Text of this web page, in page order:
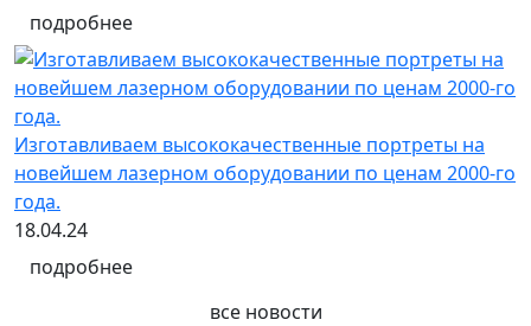
подробнее
Изготавливаем высококачественные портреты на
новейшем лазерном оборудовании по ценам 2000-го
года.
18.04.24
подробнее
все новости